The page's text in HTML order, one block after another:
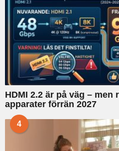
HDMI 2.2 är på väg – men
apparater förrän 2027
4